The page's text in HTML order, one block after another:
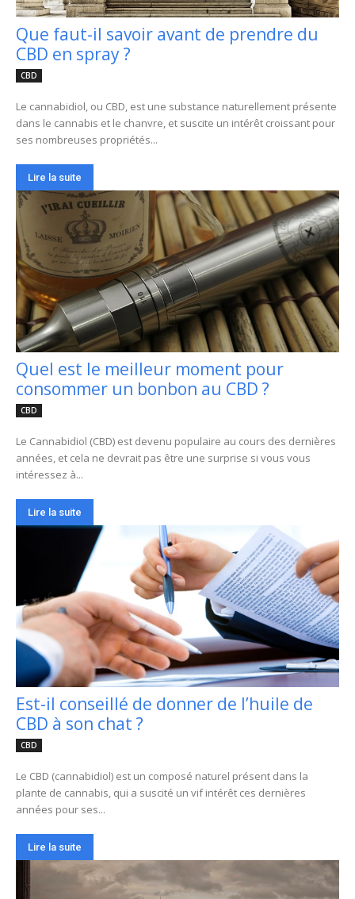
Que faut-il savoir avant de prendre du
CBD en spray ?
CBD
Le cannabidiol, ou CBD, est une substance naturellement présente
dans le cannabis et le chanvre, et suscite un intérêt croissant pour
ses nombreuses propriétés...
Lire la suite
Quel est le meilleur moment pour
consommer un bonbon au CBD ?
CBD
Le Cannabidiol (CBD) est devenu populaire au cours des dernières
années, et cela ne devrait pas être une surprise si vous vous
intéressez à...
Lire la suite
Est-il conseillé de donner de l’huile de
CBD à son chat ?
CBD
Le CBD (cannabidiol) est un composé naturel présent dans la
plante de cannabis, qui a suscité un vif intérêt ces dernières
années pour ses...
Lire la suite